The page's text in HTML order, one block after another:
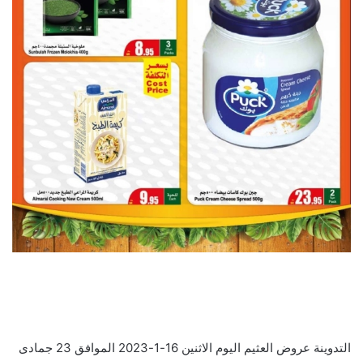
التدوينة عروض العثيم اليوم الاثنين 16-1-2023 الموافق 23 جمادى